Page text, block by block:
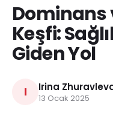
Dominans
Keşfi:
Giden Yol
I Irina
13 Ocak 2025